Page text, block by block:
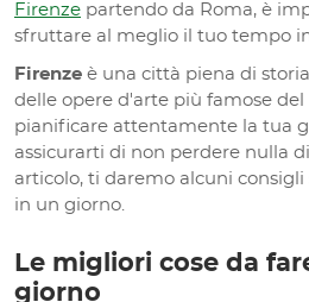
Firenze partendo da Roma, è
sfruttare al meglio il tuo tempo
Firenze è una città piena di
delle opere d'arte più famose
pianificare attentamente la tua
assicurarti di non perdere nulla
articolo, ti daremo alcuni consigli
in un giorno.
Le migliori cose da
giorno